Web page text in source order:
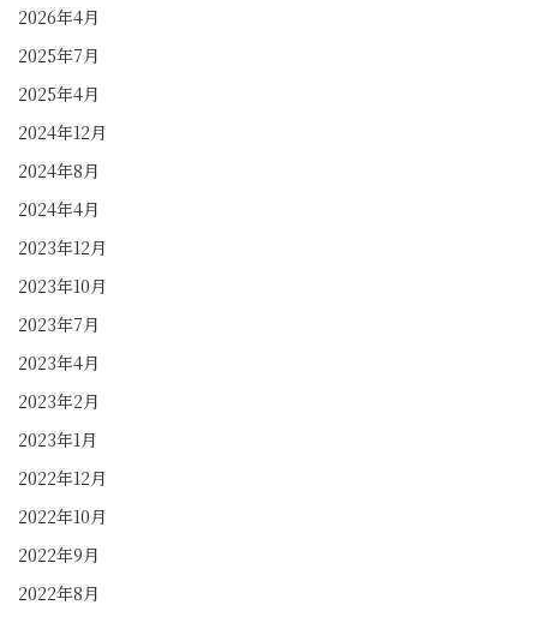
2026年4月
2025年7月
2025年4月
2024年12月
2024年8月
2024年4月
2023年12月
2023年10月
2023年7月
2023年4月
2023年2月
2023年1月
2022年12月
2022年10月
2022年9月
2022年8月